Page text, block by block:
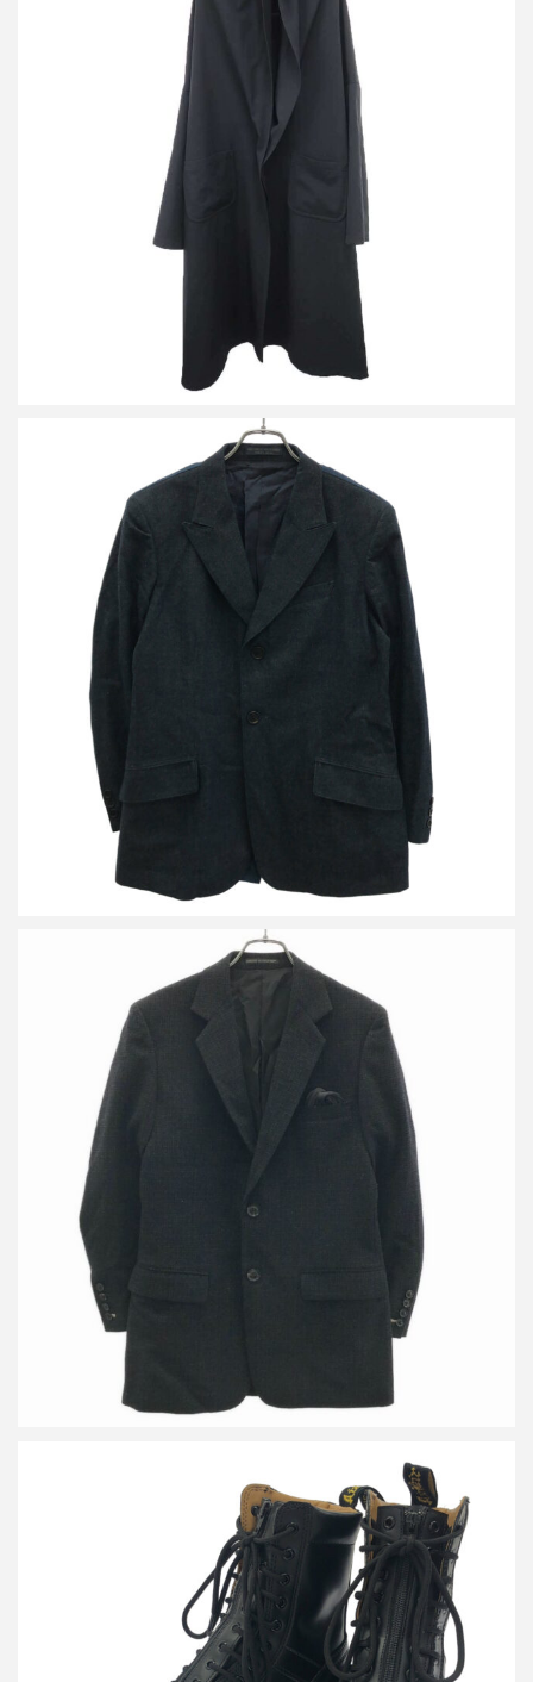
ヨウジヤマモト プリュスノアール 18AW ウールギャバジン ビッ
グコート
買取金額24,000円
レギュレーション ヨウジヤマモト メン 15SS 2Bデニムテーラー
ドジャケット&デニムタックパンツ セットアップ
買取金額21,600円
詳しく見る
ヨウジヤマモト コスチュームドオム 14AW ウールチェックジャケ
ット&タックパンツ セットアップ
詳しく見る
ヨウジヤマモト×ドクターマーチン YY ZIP 10ホールフロントジッ
プブーツ